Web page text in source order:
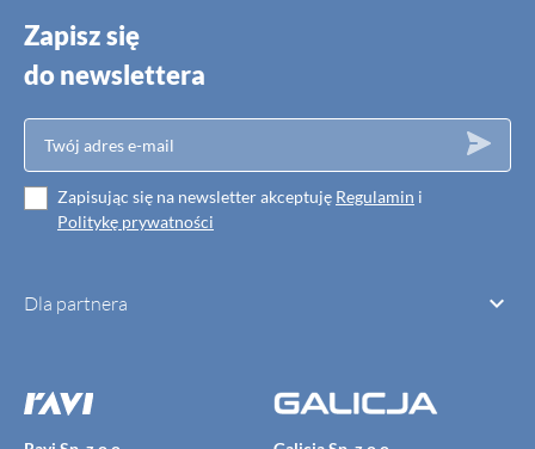
Zapisz się
do newslettera
Zapisując się na newsletter akceptuję Regulamin i
Politykę prywatności
Dla partnera 